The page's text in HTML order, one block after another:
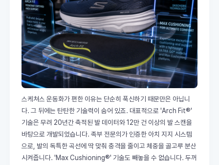
스케쳐스 운동화가 편한 이유는 단순히 푹신하기 때문만은 아닙니
다. 그 뒤에는 탄탄한 기술력이 숨어 있죠. 대표적으로 'Arch Fit®'
기술은 무려 20년간 축적된 발 데이터와 12만 건 이상의 발 스캔을
바탕으로 개발되었습니다. 족부 전문의가 인증한 아치 지지 시스템
으로, 발의 독특한 곡선에 딱 맞춰 충격을 줄이고 체중을 골고루 분산
시켜줍니다. 'Max Cushioning®' 기술도 빼놓을 수 없습니다. 두꺼